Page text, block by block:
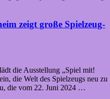
zeigt große Spielzeug-
die Ausstellung „Spiel mit!
die Welt des Spielzeugs neu zu
die vom 22. Juni 2024 …